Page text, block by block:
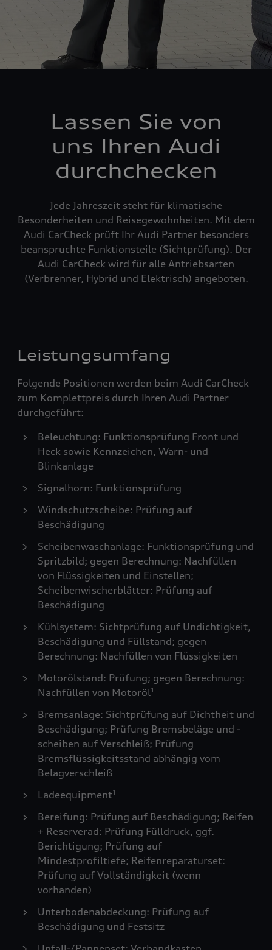
Lassen Sie von
uns Ihren Audi
durchchecken
Jede Jahreszeit steht für klimatische
Besonderheiten und Reisegewohnheiten. Mit dem
Audi CarCheck prüft Ihr Audi Partner besonders
beanspruchte Funktionsteile (Sichtprüfung). Der
Audi CarCheck wird für alle Antriebsarten
(Verbrenner, Hybrid und Elektrisch) angeboten.
Leistungsumfang
Folgende Positionen werden beim Audi CarCheck
zum Komplettpreis durch Ihren Audi Partner
durchgeführt:
Beleuchtung: Funktionsprüfung Front und
Heck sowie Kennzeichen, Warn- und
Blinkanlage
Signalhorn: Funktionsprüfung
Windschutzscheibe: Prüfung auf
Beschädigung
Scheibenwaschanlage: Funktionsprüfung und
Spritzbild; gegen Berechnung: Nachfüllen
von Flüssigkeiten und Einstellen;
Scheibenwischerblätter: Prüfung auf
Beschädigung
Kühlsystem: Sichtprüfung auf Undichtigkeit,
Beschädigung und Füllstand; gegen
Berechnung: Nachfüllen von Flüssigkeiten
Motorölstand: Prüfung; gegen Berechnung:
Nachfüllen von Motoröl1
Bremsanlage: Sichtprüfung auf Dichtheit und
Beschädigung; Prüfung Bremsbeläge und -
scheiben auf Verschleiß; Prüfung
Bremsflüssigkeitsstand abhängig vom
Belagverschleiß
Ladeequipment1
Bereifung: Prüfung auf Beschädigung; Reifen
+ Reserverad: Prüfung Fülldruck, ggf.
Berichtigung; Prüfung auf
Mindestprofiltiefe; Reifenreparaturset:
Prüfung auf Vollständigkeit (wenn
vorhanden)
Unterbodenabdeckung: Prüfung auf
Beschädigung und Festsitz